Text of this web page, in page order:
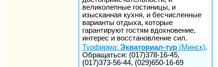
великолепные гостиницы, и
изысканная кухня, и бесчисленные
варианты отдыха, которые
гарантируют гостям вдохновение,
интерес и восстановление сил.
Турфирма: Экваториал-тур (Минск).
Обращаться: (017)378-16-45,
(017)373-56-44, (029)650-16-69